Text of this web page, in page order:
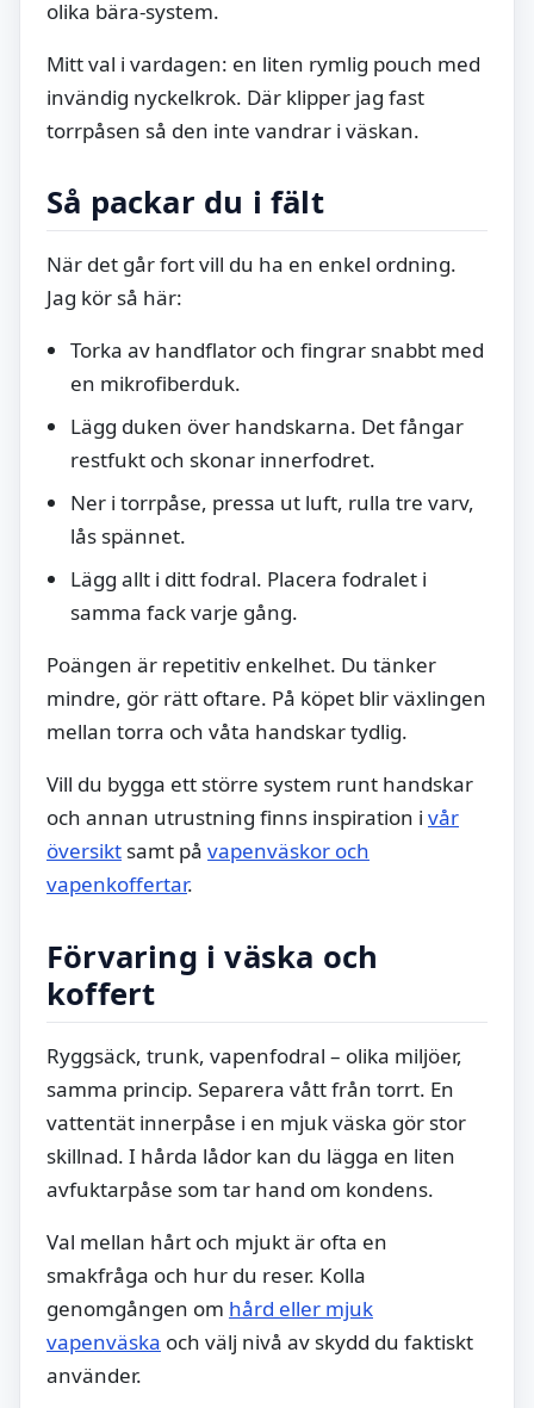
olika bära-system.
Mitt val i vardagen: en liten rymlig pouch med
invändig nyckelkrok. Där klipper jag fast
torrpåsen så den inte vandrar i väskan.
Så packar du i fält
När det går fort vill du ha en enkel ordning.
Jag kör så här:
Torka av handflator och fingrar snabbt med
en mikrofiberduk.
Lägg duken över handskarna. Det fångar
restfukt och skonar innerfodret.
Ner i torrpåse, pressa ut luft, rulla tre varv,
lås spännet.
Lägg allt i ditt fodral. Placera fodralet i
samma fack varje gång.
Poängen är repetitiv enkelhet. Du tänker
mindre, gör rätt oftare. På köpet blir växlingen
mellan torra och våta handskar tydlig.
Vill du bygga ett större system runt handskar
och annan utrustning finns inspiration i vår
översikt samt på vapenväskor och
vapenkoffertar.
Förvaring i väska och
koffert
Ryggsäck, trunk, vapenfodral – olika miljöer,
samma princip. Separera vått från torrt. En
vattentät innerpåse i en mjuk väska gör stor
skillnad. I hårda lådor kan du lägga en liten
avfuktarpåse som tar hand om kondens.
Val mellan hårt och mjukt är ofta en
smakfråga och hur du reser. Kolla
genomgången om hård eller mjuk
vapenväska och välj nivå av skydd du faktiskt
använder.